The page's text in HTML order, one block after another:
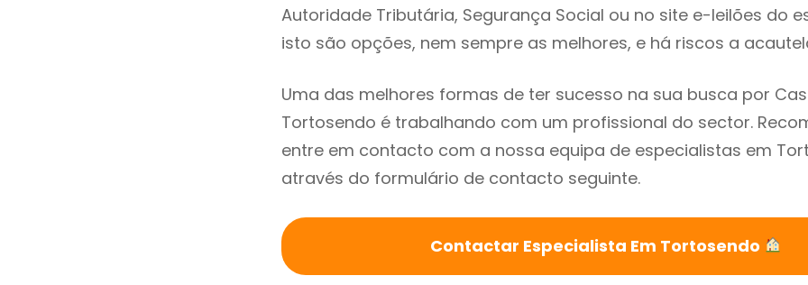
Autoridade Tributária, Segurança Social ou no site e-leilões do
isto são opções, nem sempre as melhores, e há riscos a
Uma das melhores formas de ter sucesso na sua busca por
Tortosendo é trabalhando com um profissional do sector.
entre em contacto com a nossa equipa de especialistas em
através do formulário de contacto seguinte.
Contactar Especialista Em Tortosendo